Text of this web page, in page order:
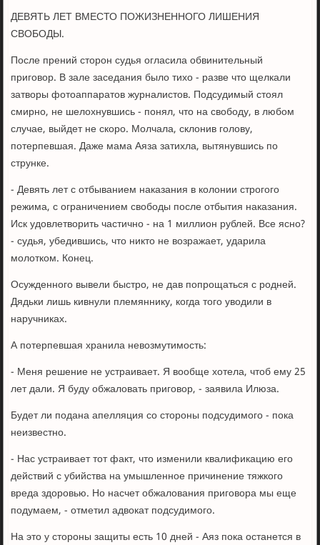
ДЕВЯТЬ ЛЕТ ВМЕСТО ПОЖИЗНЕННОГО ЛИШЕНИЯ
СВОБОДЫ.
После прений сторон судья огласила обвинительный
приговор. В зале заседания было тихо - разве что щелкали
затворы фотоаппаратов журналистов. Подсудимый стоял
смирно, не шелохнувшись - понял, что на свободу, в любом
случае, выйдет не скоро. Молчала, склонив голову,
потерпевшая. Даже мама Аяза затихла, вытянувшись по
струнке.
- Девять лет с отбыванием наказания в колонии строгого
режима, с ограничением свободы после отбытия наказания.
Иск удовлетворить частично - на 1 миллион рублей. Все ясно?
- судья, убедившись, что никто не возражает, ударила
молотком. Конец.
Осужденного вывели быстро, не дав попрощаться с родней.
Дядьки лишь кивнули племяннику, когда того уводили в
наручниках.
А потерпевшая хранила невозмутимость:
- Меня решение не устраивает. Я вообще хотела, чтоб ему 25
лет дали. Я буду обжаловать приговор, - заявила Илюза.
Будет ли подана апелляция со стороны подсудимого - пока
неизвестно.
- Нас устраивает тот факт, что изменили квалификацию его
действий с убийства на умышленное причинение тяжкого
вреда здоровью. Но насчет обжалования приговора мы еще
подумаем, - отметил адвокат подсудимого.
На это у стороны защиты есть 10 дней - Аяз пока останется в